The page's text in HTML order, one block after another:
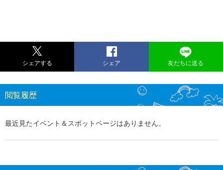
シェアする シェア 友だちに送る
閲覧履歴
最近見たイベント＆スポットページはありません。